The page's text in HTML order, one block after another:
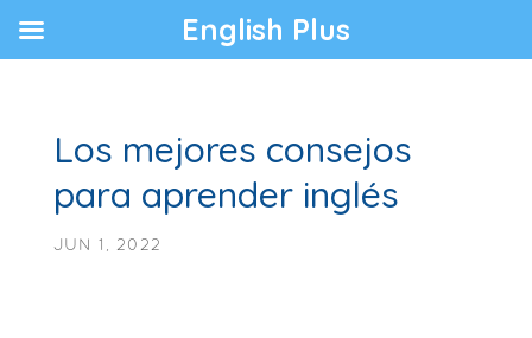
Los mejores consejos
para aprender inglés
JUN 1, 2022
English Plus